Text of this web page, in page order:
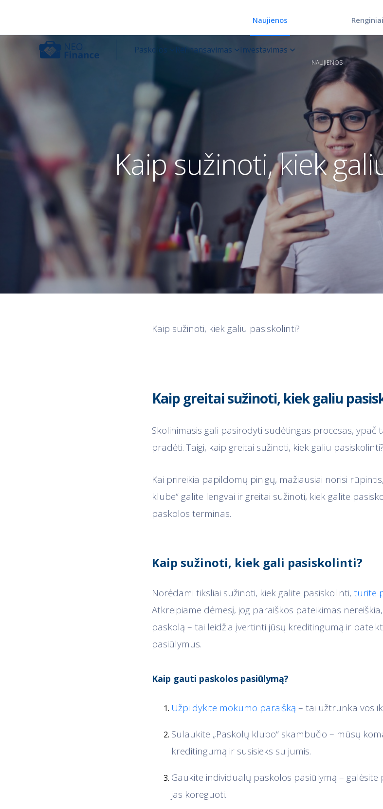
Naujienos Renginiai
NAUJIENOS
Kaip sužinoti, kiek
Kaip sužinoti, kiek galiu pasiskolinti?
Kaip greitai sužinoti, kiek galiu
Skolinimasis gali pasirodyti sudėtingas procesas, ypač
pradėti. Taigi, kaip greitai sužinoti, kiek galiu pasiskolinti?
Kai prireikia papildomų pinigų, mažiausiai norisi
klube“ galite lengvai ir greitai sužinoti, kiek galite
paskolos terminas.
Kaip sužinoti, kiek gali pasiskolinti?
Norėdami tiksliai sužinoti, kiek galite pasiskolinti, turite
Atkreipiame dėmesį, jog paraiškos pateikimas
paskolą – tai leidžia įvertinti jūsų kreditingumą ir
pasiūlymus.
Kaip gauti paskolos pasiūlymą?
Užpildykite mokumo paraišką – tai užtrunka vos
Sulaukite „Paskolų klubo“ skambučio – mūsų
kreditingumą ir susisieks su jumis.
Gaukite individualų paskolos pasiūlymą – galėsite
jas koreguoti.